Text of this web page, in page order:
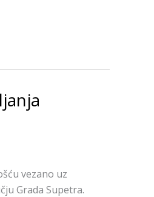
vezano uz
Grada Supetra.